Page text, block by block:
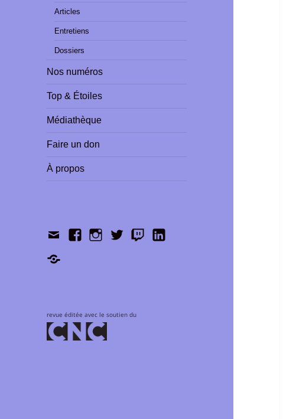
Articles
Entretiens
Dossiers
Nos numéros
Top & Étoiles
Médiathèque
Faire un don
À propos
ContactFacebookInstagramTwitterTwitchLinkedIn
Shop
revue éditée avec le soutien du